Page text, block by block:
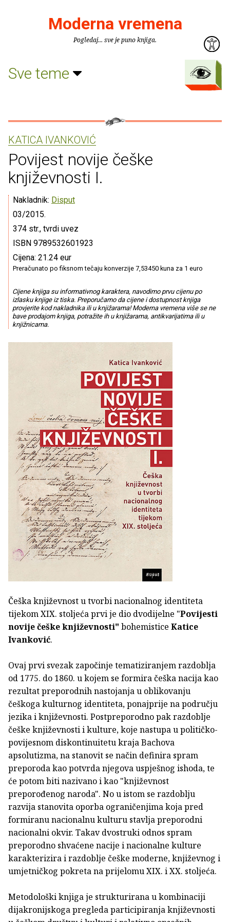
Moderna vremena
Pogledaj... sve je puno knjiga.
Sve teme
KATICA IVANKOVIĆ
Povijest novije češke
književnosti I.
Nakladnik: Disput
03/2015.
374 str., tvrdi uvez
ISBN 9789532601923
Cijena: 21.24 eur
Preračunato po fiksnom tečaju konverzije 7,53450 kuna za 1 euro
Cijene knjiga su informativnog karaktera, navodimo prvu cijenu po
izlasku knjige iz tiska. Preporučamo da cijene i dostupnost knjiga
provjerite kod nakladnika ili u knjižarama! Moderna vremena više se ne
bave prodajom knjiga, potražite ih u knjižarama, antikvarijatima ili u
knjižnicama.
Češka književnost u tvorbi nacionalnog identiteta
tijekom XIX. stoljeća prvi je dio dvodijelne "Povijesti
novije češke književnosti" bohemistice Katice
Ivanković.
Ovaj prvi svezak započinje tematiziranjem razdoblja
od 1775. do 1860. u kojem se formira češka nacija kao
rezultat preporodnih nastojanja u oblikovanju
češkoga kulturnog identiteta, ponajprije na području
jezika i književnosti. Postpreporodno pak razdoblje
češke književnosti i kulture, koje nastupa u političko-
povijesnom diskontinuitetu kraja Bachova
apsolutizma, na stanovit se način definira spram
preporoda kao potvrda njegova uspješnog ishoda, te
će potom biti nazivano i kao "književnost
preporođenog naroda". No u istom se razdoblju
razvija stanovita oporba ograničenjima koja pred
formiranu nacionalnu kulturu stavlja preporodni
nacionalni okvir. Takav dvostruki odnos spram
preporodno shvaćene nacije i nacionalne kulture
karakterizira i razdoblje češke moderne, književnog i
umjetničkog pokreta na prijelomu XIX. i XX. stoljeća.
Metodološki knjiga je strukturirana u kombinaciji
dijakronijskoga pregleda participiranja književnosti